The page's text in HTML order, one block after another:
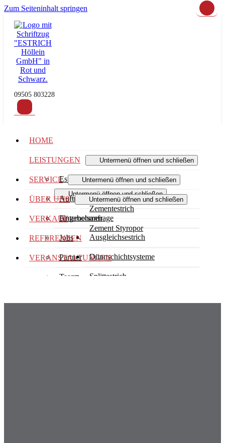
Zum Seiteninhalt springen
09505 803228
HOME
LEISTUNGEN Untermenü öffnen und schließen
Estrichsysteme
Untermenü öffnen und schließen
Zementestrich
Zement Styropor
Ausgleichsestrich
Dünnschichtsysteme
Splittestrich
SERVICE Untermenü öffnen und schließen
Auftragserteilung
Angebotsanfrage
ÜBER UNS Untermenü öffnen und schließen
Unternehmen
Jobs
Partner
Team
VERKAUF
REFERENZEN
VERANSTALTUNGEN